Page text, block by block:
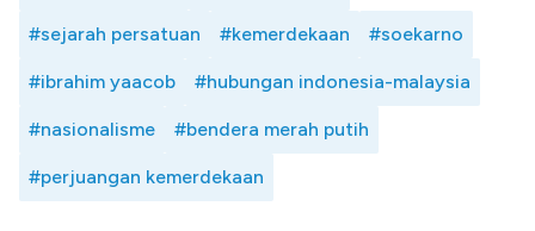
#sejarah persatuan #kemerdekaan #soekarno
#ibrahim yaacob #hubungan indonesia-malaysia
#nasionalisme #bendera merah putih
#perjuangan kemerdekaan